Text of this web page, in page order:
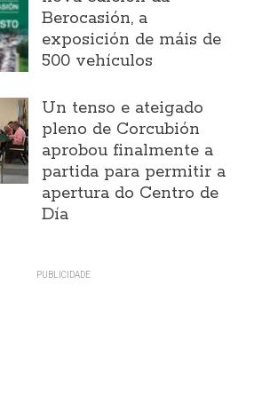
Berocasión, a
exposición de máis de
500 vehículos
Un tenso e ateigado
pleno de Corcubión
aprobou finalmente a
partida para permitir a
apertura do Centro de
Día